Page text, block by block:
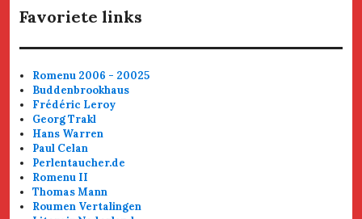
Favoriete links
Romenu 2006 - 20025
Buddenbrookhaus
Frédéric Leroy
Georg Trakl
Hans Warren
Paul Celan
Perlentaucher.de
Romenu II
Thomas Mann
Roumen Vertalingen